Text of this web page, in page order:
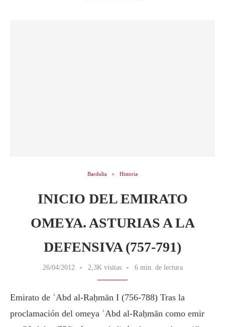
Bardulia Historia
INICIO DEL EMIRATO
OMEYA. ASTURIAS A LA
DEFENSIVA (757-791)
26/04/2012 2,3K visitas 6 min. de lectura
Emirato de ʿAbd al-Raḥmān I (756-788) Tras la
proclamación del omeya ʿAbd al-Raḥmān como emir